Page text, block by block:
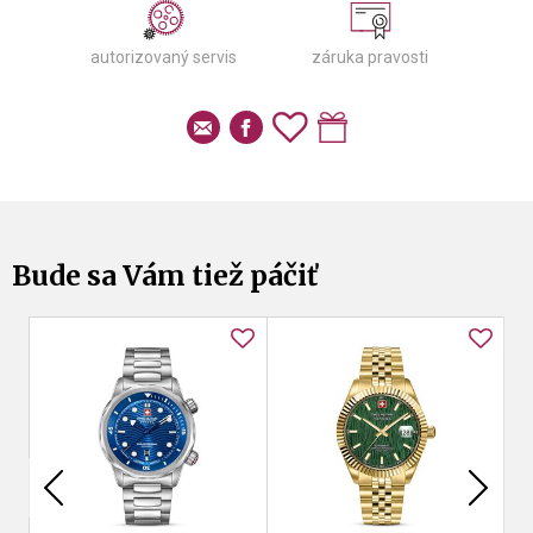
autorizovaný servis záruka pravosti
Bude sa Vám tiež páčiť